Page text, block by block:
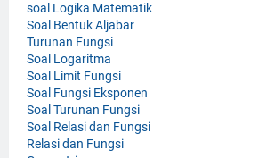
soal Logika Matematik
Soal Bentuk Aljabar
Turunan Fungsi
Soal Logaritma
Soal Limit Fungsi
Soal Fungsi Eksponen
Soal Turunan Fungsi
Soal Relasi dan Fungsi
Relasi dan Fungsi